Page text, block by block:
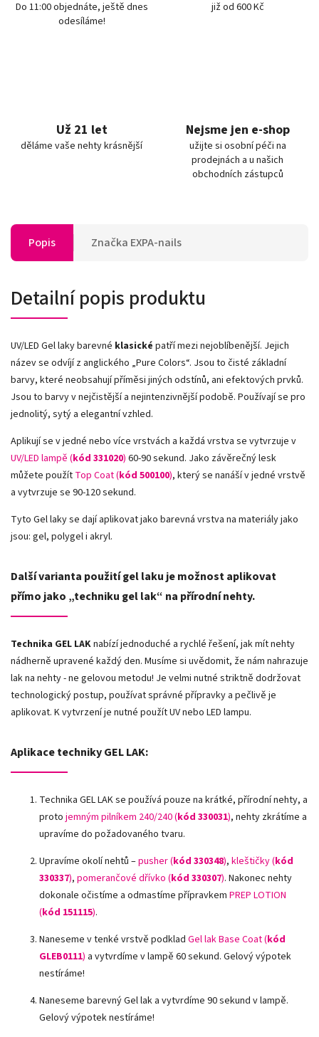
Do 11:00 objednáte, ještě dnes
odesíláme!
již od 600 Kč
Už 21 let
děláme vaše nehty krásnější
Nejsme jen e-shop
užijte si osobní péči na
prodejnách a u našich
obchodních zástupců
Popis Značka EXPA-nails
Detailní popis produktu
UV/LED Gel laky barevné klasické patří mezi nejoblíbenější. Jejich
název se odvíjí z anglického „Pure Colors“. Jsou to čisté základní
barvy, které neobsahují příměsi jiných odstínů, ani efektových prvků.
Jsou to barvy v nejčistější a nejintenzivnější podobě. Používají se pro
jednolitý, sytý a elegantní vzhled.
Aplikují se v jedné nebo více vrstvách a každá vrstva se vytvrzuje v
UV/LED lampě (kód 331020) 60-90 sekund. Jako závěrečný lesk
můžete použít Top Coat (kód 500100), který se nanáší v jedné vrstvě
a vytvrzuje se 90-120 sekund.
Tyto Gel laky se dají aplikovat jako barevná vrstva na materiály jako
jsou: gel, polygel i akryl.
Další varianta použití gel laku je možnost aplikovat
přímo jako „techniku gel lak“ na přírodní nehty.
Technika GEL LAKnabízí jednoduché a rychlé řešení, jak mít nehty
nádherně upravené každý den. Musíme si uvědomit, že nám nahrazuje
lak na nehty - ne gelovou metodu! Je velmi nutné striktně dodržovat
technologický postup, používat správné přípravky a pečlivě je
aplikovat. K vytvrzení je nutné použít UV nebo LED lampu.
Aplikace techniky GEL LAK:
Technika GEL LAK se používá pouze na krátké, přírodní nehty, a
proto jemným pilníkem 240/240 (kód 330031), nehty zkrátíme a
upravíme do požadovaného tvaru.
Upravíme okolí nehtů –pusher (kód 330348), kleštičky (kód
330337), pomerančové dřívko (kód 330307). Nakonec nehty
dokonale očistíme a odmastíme přípravkem PREP LOTION
(kód 151115).
Naneseme v tenké vrstvě podklad Gel lak Base Coat (kód
GLEB0111) a vytvrdíme v lampě 60 sekund. Gelový výpotek
nestíráme!
Naneseme barevný Gel lak a vytvrdíme 90 sekund v lampě.
Gelový výpotek nestíráme!